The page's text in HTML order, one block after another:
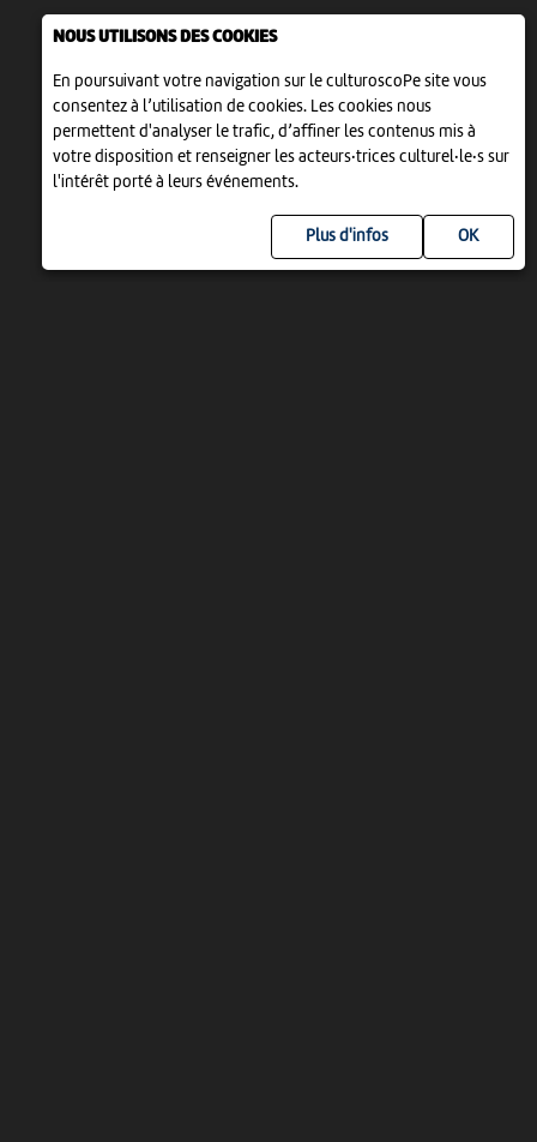
NOUS UTILISONS DES COOKIES
En poursuivant votre navigation sur le culturoscoPe site vous
consentez à l’utilisation de cookies. Les cookies nous
permettent d'analyser le trafic, d’affiner les contenus mis à
votre disposition et renseigner les acteurs·trices culturel·le·s sur
l'intérêt porté à leurs événements.
Plus d'infos